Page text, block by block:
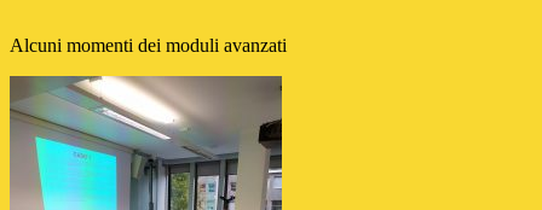
Alcuni momenti dei moduli avanzati